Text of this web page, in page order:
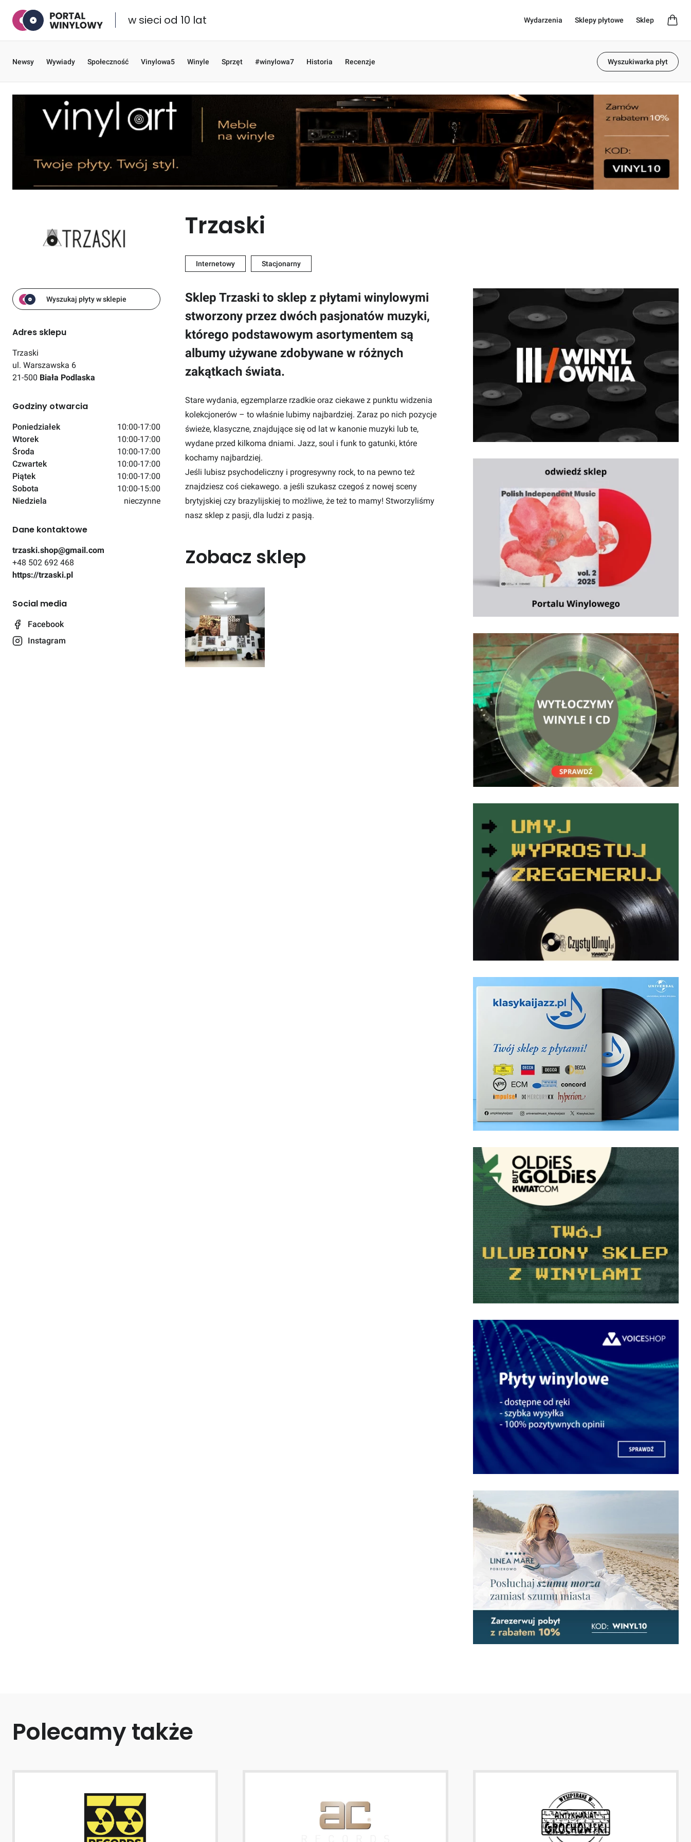
w sieci od 10 lat Wydarzenia Sklepy płytowe Sklep
Newsy Wywiady Społeczność Vinylowa5 Winyle Sprzęt #winylowa7 Historia Recenzje Wyszukiwarka płyt
Trzaski
Internetowy Stacjonarny
Wyszukaj płyty w sklepie
Adres sklepu
Trzaski
ul. Warszawska 6
21-500 Biała Podlaska
Godziny otwarcia
Poniedziałek
10:00-17:00
Wtorek
10:00-17:00
Środa
10:00-17:00
Czwartek
10:00-17:00
Piątek
10:00-17:00
Sobota
10:00-15:00
Niedziela
nieczynne
Dane kontaktowe
trzaski.shop@gmail.com
+48 502 692 468
https://trzaski.pl
Social media
Facebook
Instagram
Sklep Trzaski to sklep z płytami winylowymi
stworzony przez dwóch pasjonatów muzyki,
którego podstawowym asortymentem są
albumy używane zdobywane w różnych
zakątkach świata.
Stare wydania, egzemplarze rzadkie oraz ciekawe z punktu widzenia
kolekcjonerów – to właśnie lubimy najbardziej. Zaraz po nich pozycje
świeże, klasyczne, znajdujące się od lat w kanonie muzyki lub te,
wydane przed kilkoma dniami. Jazz, soul i funk to gatunki, które
kochamy najbardziej.
Jeśli lubisz psychodeliczny i progresywny rock, to na pewno też
znajdziesz coś ciekawego. a jeśli szukasz czegoś z nowej sceny
brytyjskiej czy brazylijskiej to możliwe, że też to mamy! Stworzyliśmy
nasz sklep z pasji, dla ludzi z pasją.
Zobacz sklep
Polecamy także